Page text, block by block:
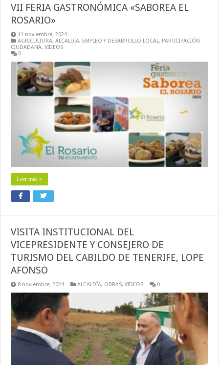
VII FERIA GASTRONÓMICA «SABOREA EL
ROSARIO»
11 noviembre, 2024
AGRICULTURA,ALCALDÍA, EMPLEO Y DESARROLLO LOCAL, PARTICIPACIÓN
CIUDADANA,VIDEOS
0
Leer más »
VISITA INSTITUCIONAL DEL
VICEPRESIDENTE Y CONSEJERO DE
TURISMO DEL CABILDO DE TENERIFE, LOPE
AFONSO
8 noviembre, 2024 ALCALDÍA, OBRAS,VIDEOS 0